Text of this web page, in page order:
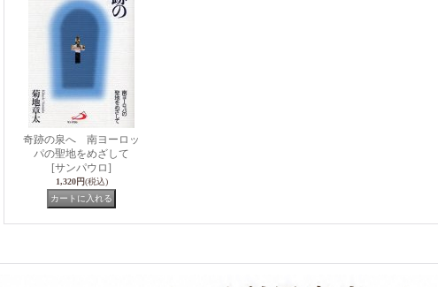
奇跡の泉へ 南ヨーロッ
パの聖地をめざして
[サンパウロ]
1,320円(税込)